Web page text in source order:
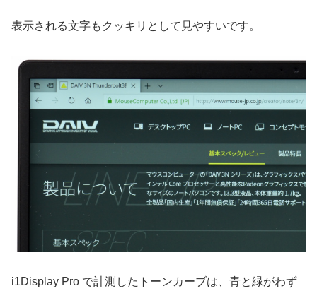
表示される文字もクッキリとして見やすいです。
i1Display Pro で計測したトーンカーブは、青と緑がわず